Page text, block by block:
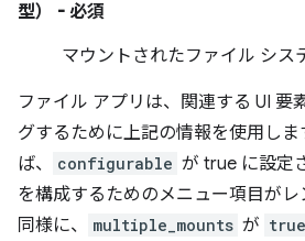
型）
- 必須
マウントされたファイル シス
ファイル アプリは、関連する UI 要
グするために上記の情報を使用しま
ば、
configurable が true に設定
を構成するためのメニュー項目がレ
同様に、
multiple_mounts が true